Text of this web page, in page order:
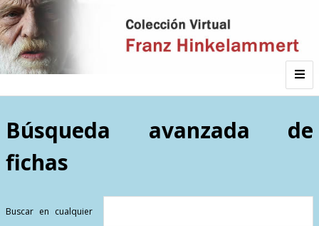
Autor
Búsqueda avanzada de
fichas
Buscar en cualquier